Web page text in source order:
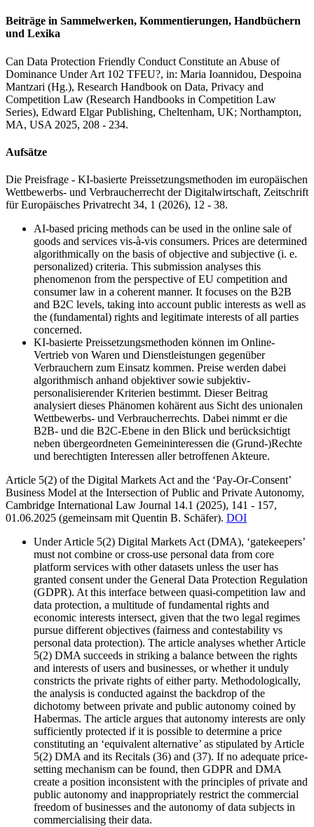
Beiträge in Sammelwerken, Kommentierungen, Handbüchern
und Lexika
Can Data Protection Friendly Conduct Constitute an Abuse of
Dominance Under Art 102 TFEU?, in: Maria Ioannidou, Despoina
Mantzari (Hg.), Research Handbook on Data, Privacy and
Competition Law (Research Handbooks in Competition Law
Series), Edward Elgar Publishing, Cheltenham, UK; Northampton,
MA, USA 2025, 208 - 234.
Aufsätze
Die Preisfrage - KI-basierte Preissetzungsmethoden im europäischen
Wettbewerbs- und Verbraucherrecht der Digitalwirtschaft, Zeitschrift
für Europäisches Privatrecht 34, 1 (2026), 12 - 38.
AI-based pricing methods can be used in the online sale of
goods and services vis-à-vis consumers. Prices are determined
algorithmically on the basis of objective and subjective (i. e.
personalized) criteria. This submission analyses this
phenomenon from the perspective of EU competition and
consumer law in a coherent manner. It focuses on the B2B
and B2C levels, taking into account public interests as well as
the (fundamental) rights and legitimate interests of all parties
concerned.
KI-basierte Preissetzungsmethoden können im Online-
Vertrieb von Waren und Dienstleistungen gegenüber
Verbrauchern zum Einsatz kommen. Preise werden dabei
algorithmisch anhand objektiver sowie subjektiv-
personalisierender Kriterien bestimmt. Dieser Beitrag
analysiert dieses Phänomen kohärent aus Sicht des unionalen
Wettbewerbs- und Verbraucherrechts. Dabei nimmt er die
B2B- und die B2C-Ebene in den Blick und berücksichtigt
neben übergeordneten Gemeininteressen die (Grund-)Rechte
und berechtigten Interessen aller betroffenen Akteure.
Article 5(2) of the Digital Markets Act and the ‘Pay-Or-Consent’
Business Model at the Intersection of Public and Private Autonomy,
Cambridge International Law Journal 14.1 (2025), 141 - 157,
01.06.2025 (gemeinsam mit Quentin B. Schäfer). DOI
Under Article 5(2) Digital Markets Act (DMA), ‘gatekeepers’
must not combine or cross-use personal data from core
platform services with other datasets unless the user has
granted consent under the General Data Protection Regulation
(GDPR). At this interface between quasi-competition law and
data protection, a multitude of fundamental rights and
economic interests intersect, given that the two legal regimes
pursue different objectives (fairness and contestability vs
personal data protection). The article analyses whether Article
5(2) DMA succeeds in striking a balance between the rights
and interests of users and businesses, or whether it unduly
constricts the private rights of either party. Methodologically,
the analysis is conducted against the backdrop of the
dichotomy between private and public autonomy coined by
Habermas. The article argues that autonomy interests are only
sufficiently protected if it is possible to determine a price
constituting an ‘equivalent alternative’ as stipulated by Article
5(2) DMA and its Recitals (36) and (37). If no adequate price-
setting mechanism can be found, then GDPR and DMA
create a position inconsistent with the principles of private and
public autonomy and inappropriately restrict the commercial
freedom of businesses and the autonomy of data subjects in
commercialising their data.